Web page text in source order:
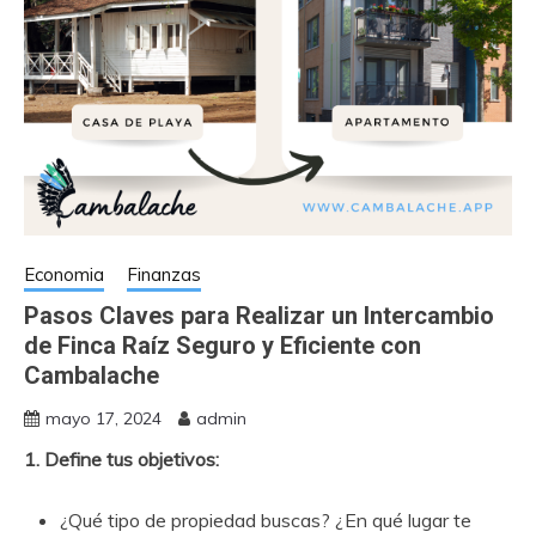
Economia Finanzas
Pasos Claves para Realizar un Intercambio
de Finca Raíz Seguro y Eficiente con
Cambalache
mayo 17, 2024 admin
1. Define tus objetivos:
¿Qué tipo de propiedad buscas? ¿En qué lugar te